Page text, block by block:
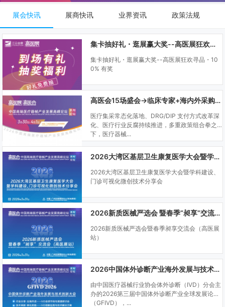
展会快讯 展商快讯 业界资讯 政策法规
集卡抽好礼・逛展赢大奖--高医展狂欢寻品・100% 有奖
集卡抽好礼・逛展赢大奖--高医展狂欢寻品・10
0% 有奖
高医会15场盛会→临床专家+海内外采购商双向对接
医疗集采常态化落地、DRG/DIP 支付方式改革深
化、医疗行业反腐持续推进，多重政策组合拳之
下，医疗器械...
2026大湾区基层卫生康复医学大会暨学科建设、门诊可视化微创技术分享会
2026大湾区基层卫生康复医学大会暨学科建设、
门诊可视化微创技术分享会
2026新质医械严选会 暨春季“昶享”交流会（高医展站）
2026新质医械严选会暨春季昶享交流会（高医展
站）
2026中国体外诊断产业海外发展与技术创新大会
由中国医疗器械行业协会体外诊断（IVD）分会主
办的2026第三届中国体外诊断产业全球发展论坛
（GFIVD），...